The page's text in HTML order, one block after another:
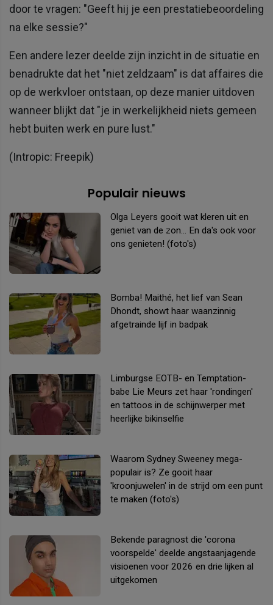
door te vragen: "Geeft hij je een prestatiebeoordeling
na elke sessie?"
Een andere lezer deelde zijn inzicht in de situatie en
benadrukte dat het "niet zeldzaam" is dat affaires die
op de werkvloer ontstaan, op deze manier uitdoven
wanneer blijkt dat "je in werkelijkheid niets gemeen
hebt buiten werk en pure lust."
(Intropic: Freepik)
Populair nieuws
Olga Leyers gooit wat kleren uit en
geniet van de zon... En da's ook voor
ons genieten! (foto's)
Bomba! Maithé, het lief van Sean
Dhondt, showt haar waanzinnig
afgetrainde lijf in badpak
Limburgse EOTB- en Temptation-
babe Lie Meurs zet haar 'rondingen'
en tattoos in de schijnwerper met
heerlijke bikinselfie
Waarom Sydney Sweeney mega-
populair is? Ze gooit haar
'kroonjuwelen' in de strijd om een punt
te maken (foto's)
Bekende paragnost die 'corona
voorspelde' deelde angstaanjagende
visioenen voor 2026 en drie lijken al
uitgekomen